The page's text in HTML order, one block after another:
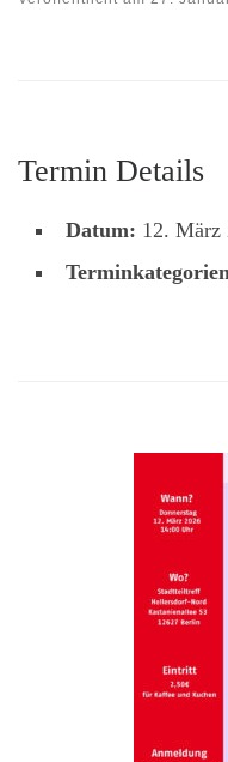
Termin Details
Datum: 12. März